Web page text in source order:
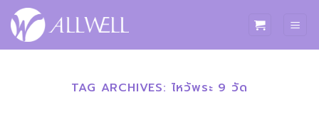
ข้าม
ไป
TAG ARCHIVES: ไหว้พระ 9 วัด